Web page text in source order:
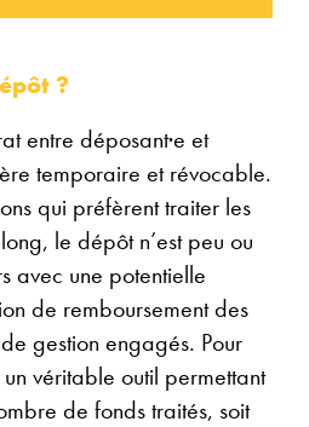
?
entre déposant·e et
temporaire et révocable.
qui préfèrent traiter les
le dépôt n’est peu ou
avec une potentielle
de remboursement des
gestion engagés. Pour
véritable outil permettant
de fonds traités, soit